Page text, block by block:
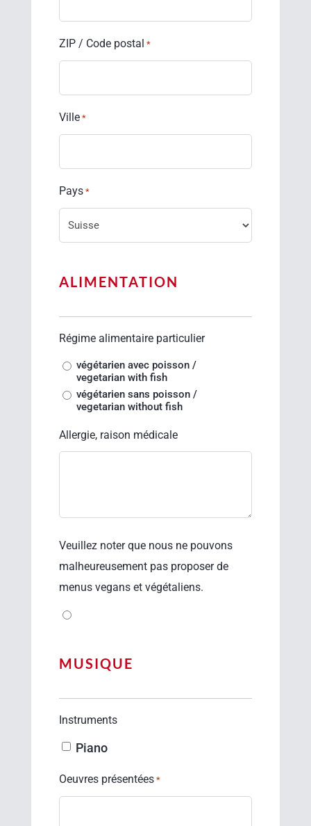
ZIP / Code postal *
Ville *
Pays *
ALIMENTATION
Régime alimentaire particulier
végétarien avec poisson /
vegetarian with fish
végétarien sans poisson /
vegetarian without fish
Allergie, raison médicale
Veuillez noter que nous ne pouvons
malheureusement pas proposer de
menus vegans et végétaliens.
MUSIQUE
Instruments
Piano
Oeuvres présentées *